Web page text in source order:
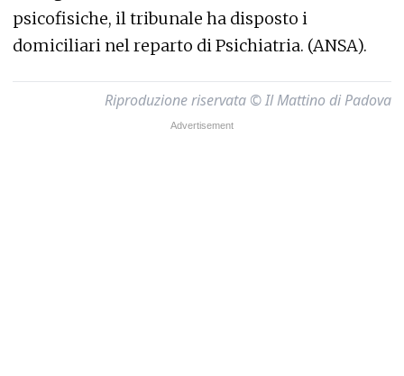
psicofisiche, il tribunale ha disposto i
domiciliari nel reparto di Psichiatria. (ANSA).
Riproduzione riservata © Il Mattino di Padova